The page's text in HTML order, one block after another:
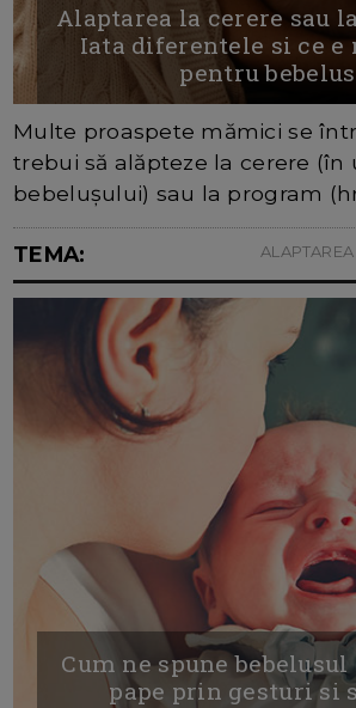
Alaptarea la cerere sau
Iata diferentele si ce e
pentru bebelus
Multe proaspete mămici se
trebui să alăpteze la cerere (în
bebelușului) sau la program
TEMA:
Cum ne spune bebelusul
pape prin gesturi si